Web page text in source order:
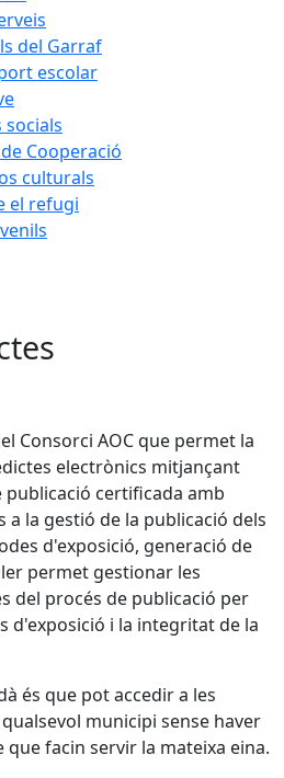
del Garraf
escolar
socials
Cooperació
culturals
el refugi
Consorci AOC que permet la
electrònics mitjançant
publicació certificada amb
a la gestió de la publicació dels
d'exposició, generació de
permet gestionar les
del procés de publicació per
d'exposició i la integritat de la
és que pot accedir a les
municipi sense haver
que facin servir la mateixa eina.